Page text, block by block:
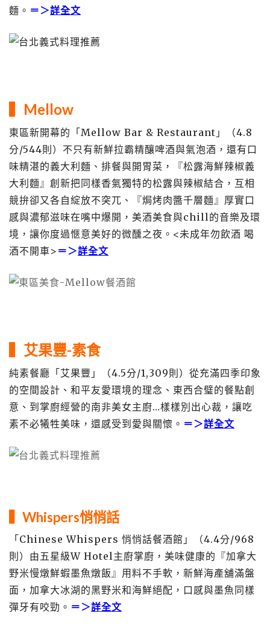
麵。 ＝＞詳全文
▍Mellow
東區新開幕的「Mellow Bar & Restaurant」（4.8
分/544則）不只有新鮮拉霸精釀啤酒與氣泡酒，還有口
味精湛的義大利麵、排餐與開胃菜，『松露海鮮辣椒義
大利麵』創新把同樣香氣獨特的松露與辣椒結合，互相
競拚卻又各自綻放不突兀、『焗烤肉醬千層麵』厚實口
感與濃郁滋味在嘴中爆開，美酒美食與chill的音樂及環
境，讓你度過愜意美好的微醺之夜。<未成年勿飲酒 喝
酒不開車> ＝＞詳全文
艾果豐-素食
純素餐廳「艾果豐」（4.5分/1,309則）從充滿四季印象
的空間設計、和平友愛環境的理念、東西合璧的餐點創
意、到掌廚經營的南非美女主廚…樣樣別出心裁，讓吃
素不必犧牲美味，還感受到愛與關懷。 ＝＞詳全文
Whispers悄悄話
「Chinese Whispers 悄悄話餐酒館」（4.4分/968
則）由五星級W Hotel主廚掌廚，美味健康的『加拿大
野米慢燉鮮蝦墨魚燉飯』用料不手軟，新鮮海產舖滿盤
面，加拿大冰湖的黑野米和海鮮絕配，口感與墨魚同樣
彈牙有咬勁。 ＝＞詳全文